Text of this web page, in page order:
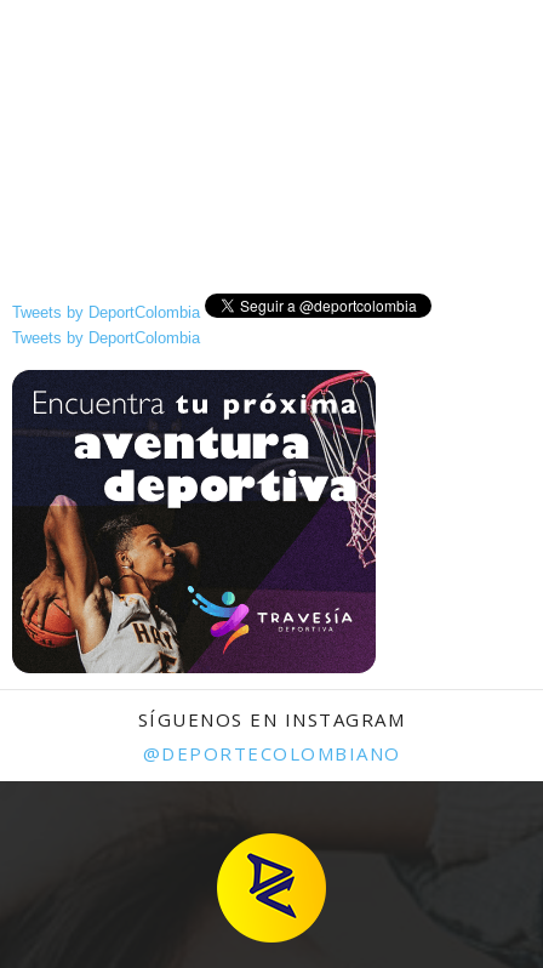
Tweets by DeportColombia
Tweets by DeportColombia
SÍGUENOS EN INSTAGRAM
@DEPORTECOLOMBIANO